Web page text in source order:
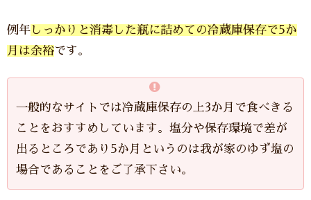
例年 しっかりと消毒した瓶に詰めての冷蔵庫保存で5か
月は余裕です。
一般的なサイトでは冷蔵庫保存の上3か月で食べきる
ことをおすすめしています。塩分や保存環境で差が
出るところであり5か月というのは我が家のゆず塩の
場合であることをご了承下さい。